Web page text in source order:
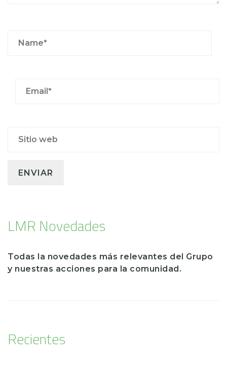
LMR Novedades
Todas la novedades más relevantes del Grupo
y nuestras acciones para la comunidad.
Recientes